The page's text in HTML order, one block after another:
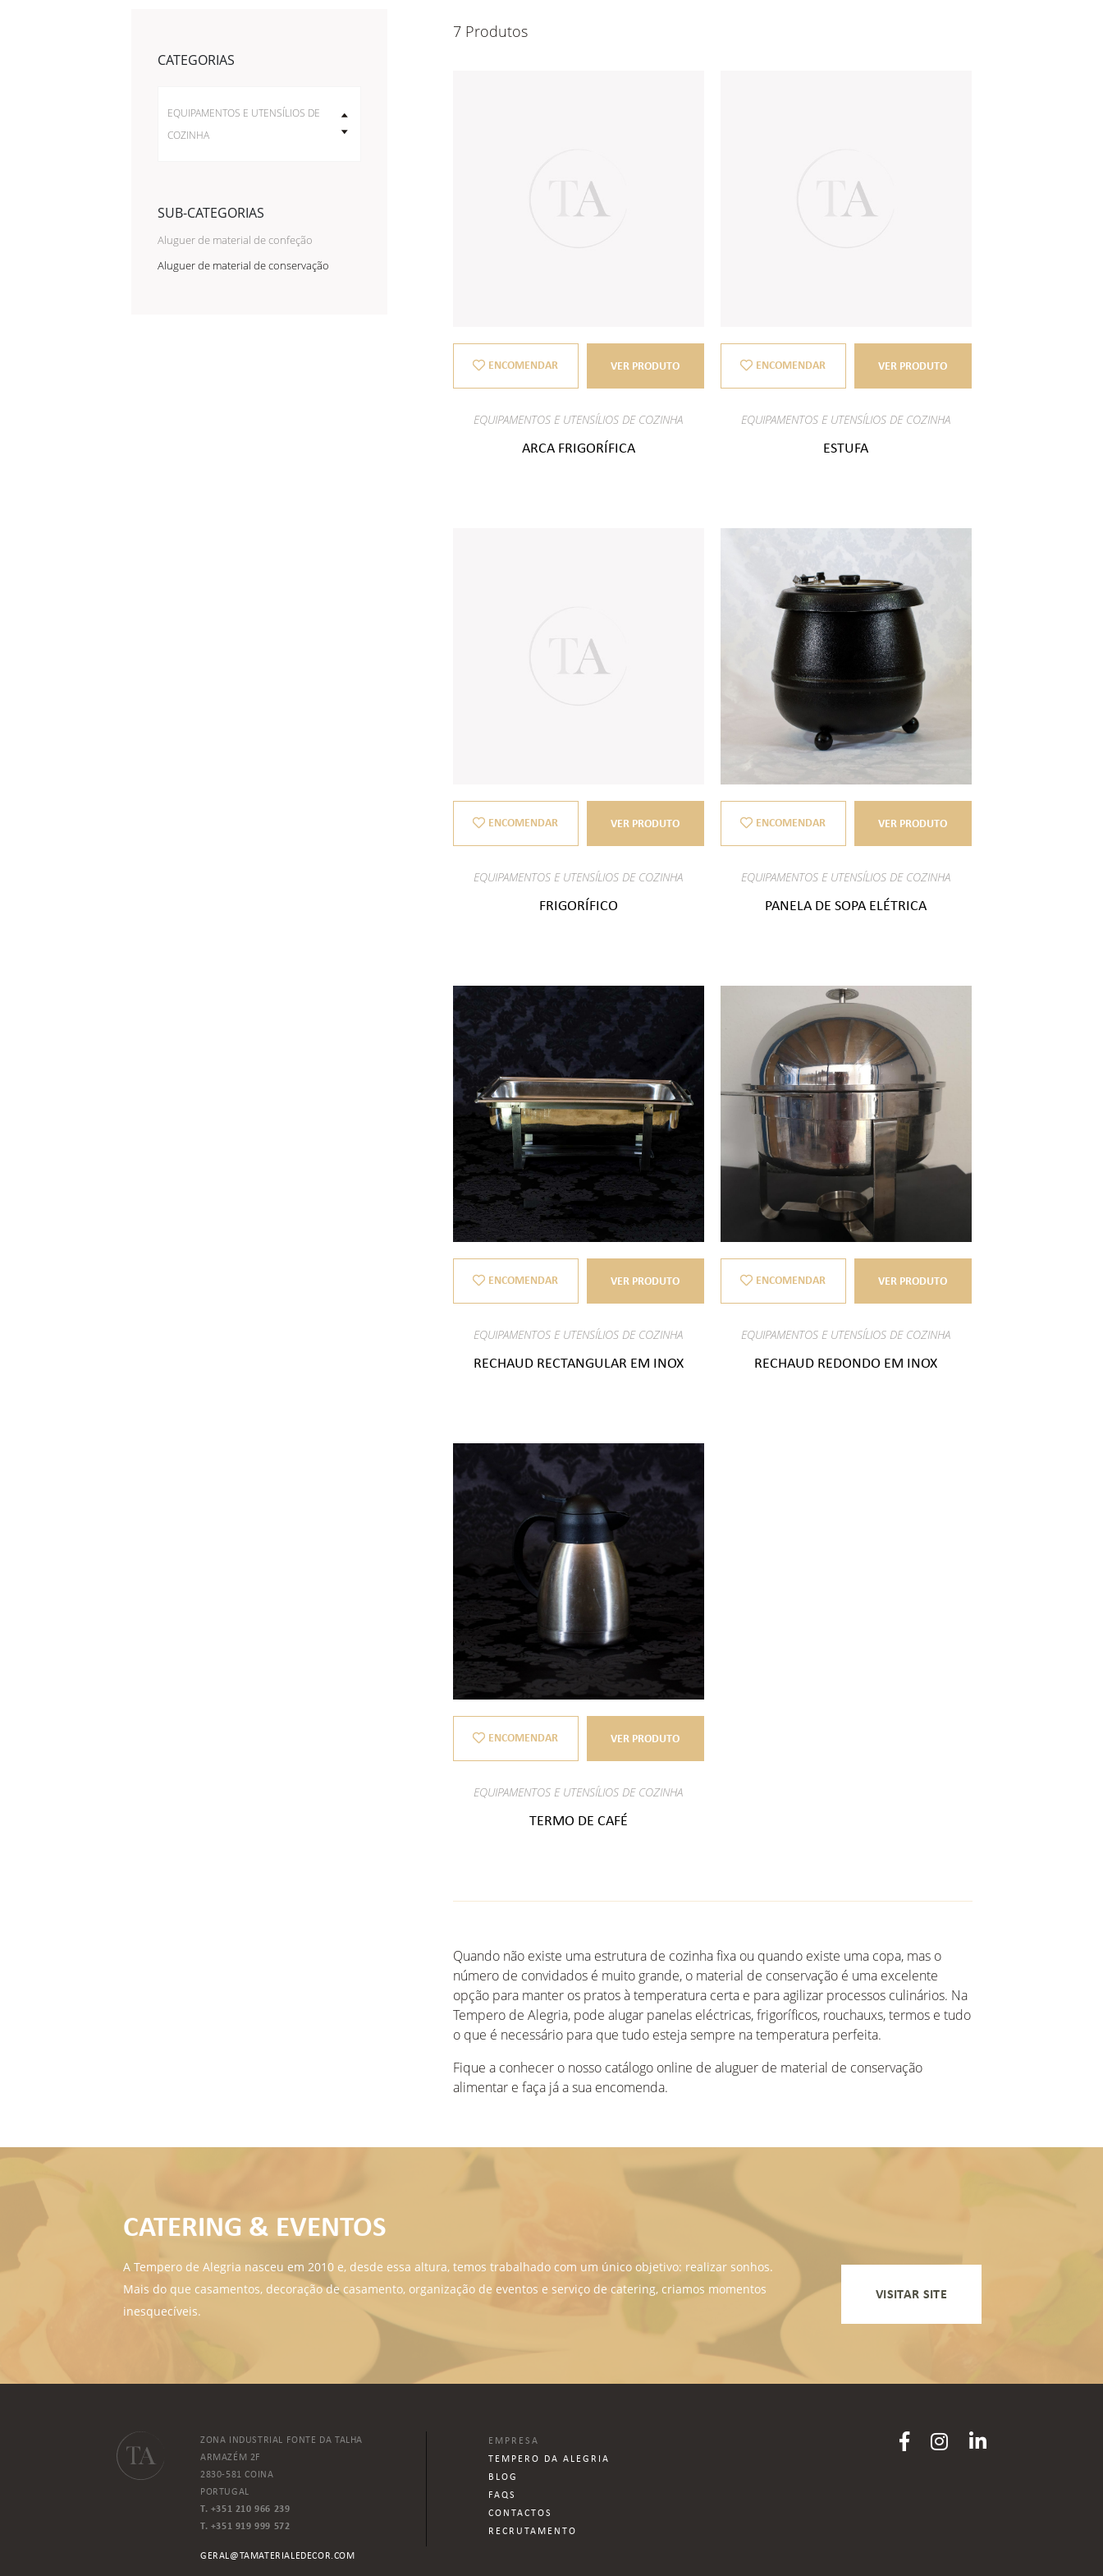
CATEGORIAS
EQUIPAMENTOS E UTENSÍLIOS DE
COZINHA
SUB-CATEGORIAS
Aluguer de material de confeção
Aluguer de material de conservação
7 Produtos
ENCOMENDAR VER PRODUTO
EQUIPAMENTOS E UTENSÍLIOS DE COZINHA
ARCA FRIGORÍFICA
ENCOMENDAR VER PRODUTO
EQUIPAMENTOS E UTENSÍLIOS DE COZINHA
ESTUFA
ENCOMENDAR VER PRODUTO
EQUIPAMENTOS E UTENSÍLIOS DE COZINHA
FRIGORÍFICO
ENCOMENDAR VER PRODUTO
EQUIPAMENTOS E UTENSÍLIOS DE COZINHA
PANELA DE SOPA ELÉTRICA
ENCOMENDAR VER PRODUTO
EQUIPAMENTOS E UTENSÍLIOS DE COZINHA
RECHAUD RECTANGULAR EM INOX
ENCOMENDAR VER PRODUTO
EQUIPAMENTOS E UTENSÍLIOS DE COZINHA
RECHAUD REDONDO EM INOX
ENCOMENDAR VER PRODUTO
EQUIPAMENTOS E UTENSÍLIOS DE COZINHA
TERMO DE CAFÉ
Quando não existe uma estrutura de cozinha fixa ou quando existe uma copa, mas o
número de convidados é muito grande, o material de conservação é uma excelente
opção para manter os pratos à temperatura certa e para agilizar processos culinários. Na
Tempero de Alegria, pode alugar panelas eléctricas, frigoríficos, rouchauxs, termos e tudo
o que é necessário para que tudo esteja sempre na temperatura perfeita.
Fique a conhecer o nosso catálogo online de aluguer de material de conservação
alimentar e faça já a sua encomenda.
CATERING & EVENTOS
A Tempero de Alegria nasceu em 2010 e, desde essa altura, temos trabalhado com um único objetivo: realizar sonhos.
Mais do que casamentos, decoração de casamento, organização de eventos e serviço de catering, criamos momentos
inesquecíveis.
VISITAR SITE
ZONA INDUSTRIAL FONTE DA TALHA
ARMAZÉM 2F
2830-581 COINA
PORTUGAL
T. +351 210 966 239
T. +351 919 999 572
GERAL@TAMATERIALEDECOR.COM
EMPRESA
TEMPERO DA ALEGRIA
BLOG
FAQS
CONTACTOS
RECRUTAMENTO